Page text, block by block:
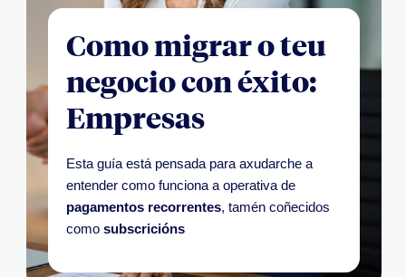
Como migrar o teu
negocio con éxito:
Empresas
Esta guía está pensada para axudarche a
entender como funciona a operativa de
pagamentos recorrentes, tamén coñecidos
como subscricións